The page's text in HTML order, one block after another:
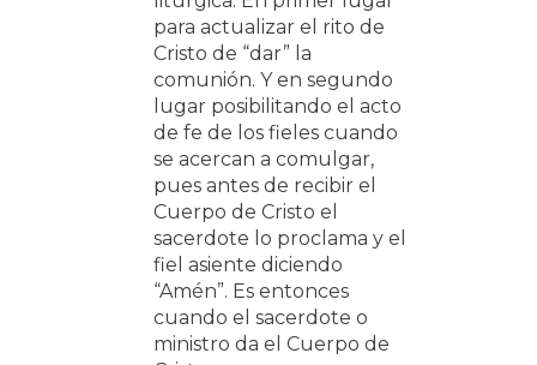
para actualizar el rito de
Cristo de “dar” la
comunión. Y en segundo
lugar posibilitando el acto
de fe de los fieles cuando
se acercan a comulgar,
pues antes de recibir el
Cuerpo de Cristo el
sacerdote lo proclama y el
fiel asiente diciendo
“Amén”. Es entonces
cuando el sacerdote o
ministro da el Cuerpo de